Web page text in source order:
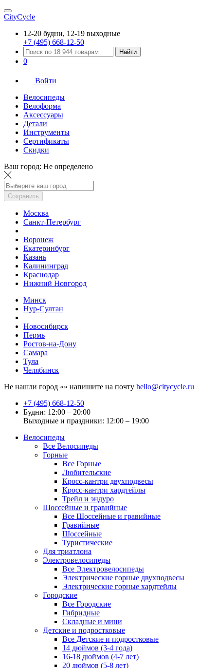
CityCycle
12-20 будни, 12-19 выходные
+7 (495) 668-12-50
Найти
0
Войти
Велосипеды
Велоформа
Аксессуары
Детали
Инструменты
Сертификаты
Скидки
Ваш город: Не определено
Сохранить
Москва
Санкт-Петербург
Воронеж
Екатеринбург
Казань
Калининград
Краснодар
Нижний Новгород
Минск
Нур-Султан
Новосибирск
Пермь
Ростов-на-Дону
Самара
Тула
Челябинск
Не нашли город «» напишите на почту hello@citycycle.ru
+7 (495) 668-12-50
Будни: 12:00 – 20:00
Выходные и праздники: 12:00 – 19:00
Велосипеды
Все Велосипеды
Горные
Все Горные
Любительские
Кросс-кантри двухподвесы
Кросс-кантри хардтейлы
Трейл и эндуро
Шоссейные и гравийные
Все Шоссейные и гравийные
Гравийные
Шоссейные
Туристические
Для триатлона
Электровелосипеды
Все Электровелосипеды
Электрические горные двухподвесы
Электрические горные хардтейлы
Городские
Все Городские
Гибридные
Складные и мини
Детские и подростковые
Все Детские и подростковые
14 дюймов (3-4 года)
16-18 дюймов (4-7 лет)
20 дюймов (5-8 лет)